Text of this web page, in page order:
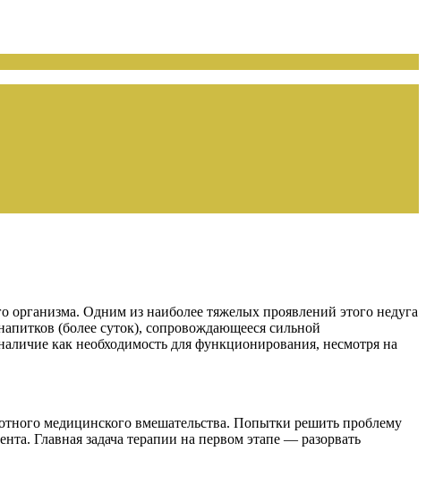
организма. Одним из наиболее тяжелых проявлений этого недуга
(более суток), сопровождающееся сильной
как необходимость для функционирования, несмотря на
медицинского вмешательства. Попытки решить проблему
Главная задача терапии на первом этапе — разорвать